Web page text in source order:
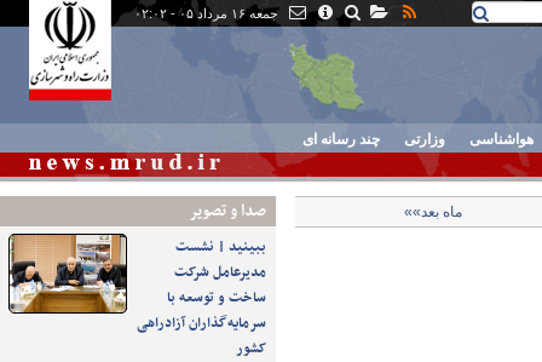
جمعه ۱۶ مرداد ۰۵ - ۰۲:۰۲
هواشناسی وزارتی چند رسانه ای
صدا و تصوير
ببینید | نشست
مدیرعامل شرکت
ساخت و توسعه با
سرمایه‌گذاران آزادراهی
کشور
ماه بعد»»